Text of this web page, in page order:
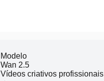
Modelo
Wan 2.5
Vídeos criativos profissionais